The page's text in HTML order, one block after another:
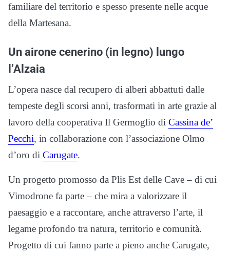
familiare del territorio e spesso presente nelle acque
della Martesana.
Un airone cenerino (in legno) lungo
l’Alzaia
L’opera nasce dal recupero di alberi abbattuti dalle
tempeste degli scorsi anni, trasformati in arte grazie al
lavoro della cooperativa Il Germoglio di Cassina de’
Pecchi, in collaborazione con l’associazione Olmo
d’oro di Carugate.
Un progetto promosso da Plis Est delle Cave – di cui
Vimodrone fa parte – che mira a valorizzare il
paesaggio e a raccontare, anche attraverso l’arte, il
legame profondo tra natura, territorio e comunità.
Progetto di cui fanno parte a pieno anche Carugate,